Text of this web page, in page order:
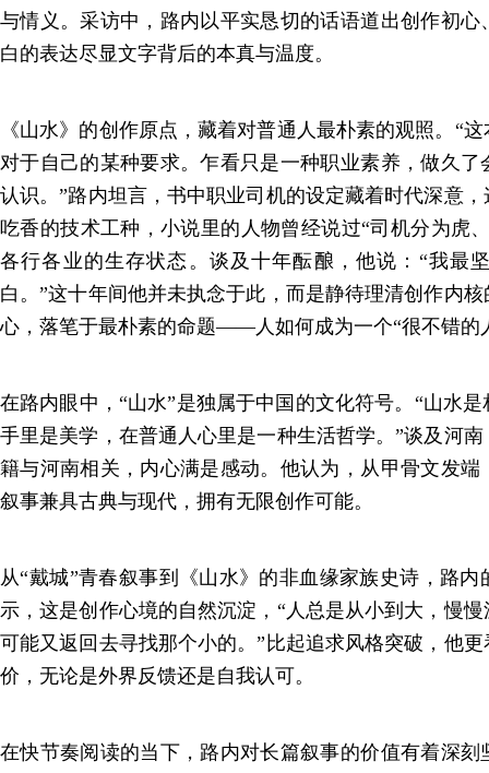
与情义。采访中，路内以平实恳切的话语道出创作初
白的表达尽显文字背后的本真与温度。
《山水》的创作原点，藏着对普通人最朴素的观照。“
对于自己的某种要求。乍看只是一种职业素养，做久
认识。”路内坦言，书中职业司机的设定藏着时代深意
吃香的技术工种，小说里的人物曾经说过“司机分为虎
各行各业的生存状态。谈及十年酝酿，他说：“我最
白。”这十年间他并未执念于此，而是静待理清创作内
心，落笔于最朴素的命题——人如何成为一个“很不错的
在路内眼中，“山水”是独属于中国的文化符号。“山水
手里是美学，在普通人心里是一种生活哲学。”谈及河
籍与河南相关，内心满是感动。他认为，从甲骨文发
叙事兼具古典与现代，拥有无限创作可能。
从“戴城”青春叙事到《山水》的非血缘家族史诗，路
示，这是创作心境的自然沉淀，“人总是从小到大，慢
可能又返回去寻找那个小的。”比起追求风格突破，他
价，无论是外界反馈还是自我认可。
在快节奏阅读的当下，路内对长篇叙事的价值有着深